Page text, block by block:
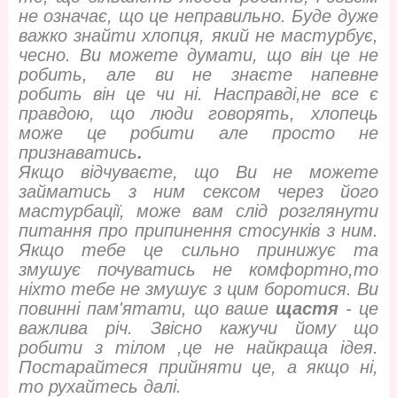
не означає, що це неправильно. Буде дуже
важко знайти хлопця, який не мастурбує,
чесно. Ви можете думати, що він це не
робить, але ви не знаєте напевне
робить він це чи ні. Насправді,не все є
правдою, що люди говорять, хлопець
може це робити але просто не
признаватись.
Якщо відчуваєте, що Ви не можете
займатись з ним сексом через його
мастурбації, може вам слід розглянути
питання про припинення стосунків з ним.
Якщо тебе це сильно принижує та
змушує почуватись не комфортно,то
ніхто тебе не змушує з цим боротися. Ви
повинні пам'ятати, що ваше щастя - це
важлива річ. Звісно кажучи йому що
робити з тілом ,це не найкраща ідея.
Постарайтеся прийняти це, а якщо ні,
то рухайтесь далі.